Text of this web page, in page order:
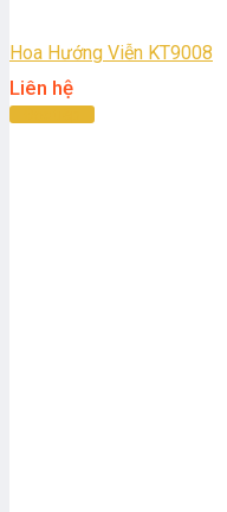
Hoa Hướng Viễn KT9008
Liên hệ